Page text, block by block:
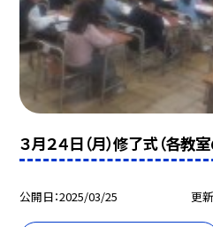
３月２４日（月）修了式（各教
公開日 2025/03/25 更